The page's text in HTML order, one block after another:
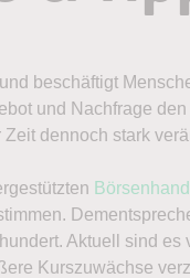
beschäftigt
und Nachfrage
dennoch stark
Aktuell sind
Kurszuwächse